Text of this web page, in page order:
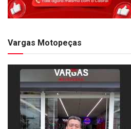
Vargas Motopeças